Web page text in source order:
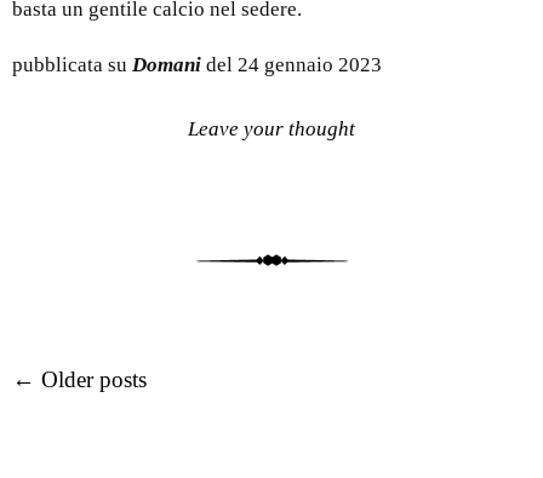
basta un gentile calcio nel sedere.
pubblicata su Domani del 24 gennaio 2023
Leave your thought
Post navigation
← Older posts